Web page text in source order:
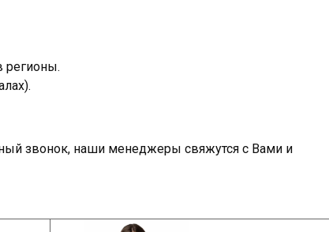
регионы.
звонок, наши менеджеры свяжутся с Вами и